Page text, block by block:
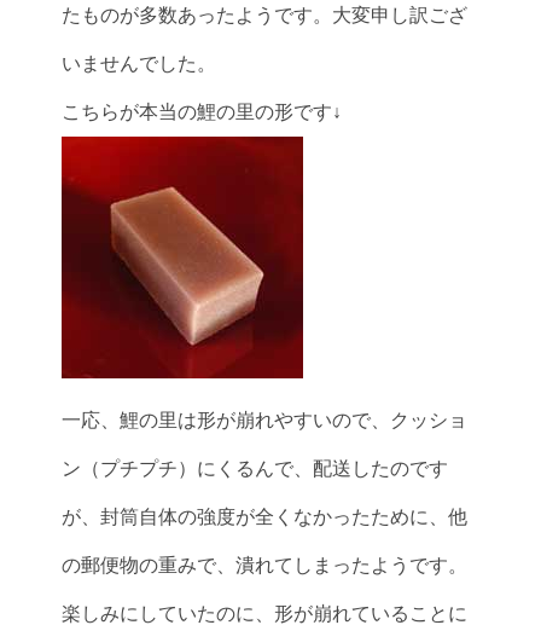
たものが多数あったようです。大変申し訳ござ
いませんでした。
こちらが本当の鯉の里の形です↓
一応、鯉の里は形が崩れやすいので、クッショ
ン（プチプチ）にくるんで、配送したのです
が、封筒自体の強度が全くなかったために、他
の郵便物の重みで、潰れてしまったようです。
楽しみにしていたのに、形が崩れていることに